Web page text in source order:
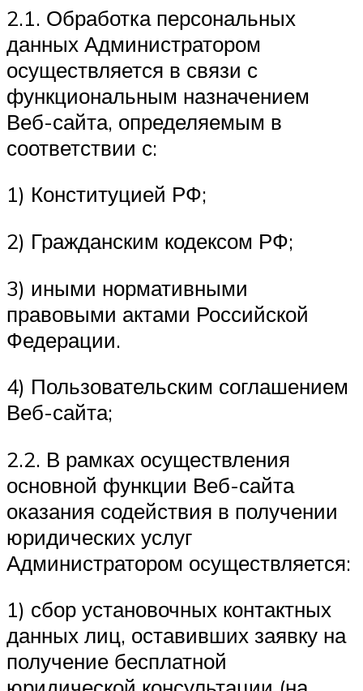
2.1. Обработка персональных
данных Администратором
осуществляется в связи с
функциональным назначением
Веб-сайта, определяемым в
соответствии с:
1) Конституцией РФ;
2) Гражданским кодексом РФ;
3) иными нормативными
правовыми актами Российской
Федерации.
4) Пользовательским соглашением
Веб-сайта;
2.2. В рамках осуществления
основной функции Веб-сайта
оказания содействия в получении
юридических услуг
Администратором осуществляется:
1) сбор установочных контактных
данных лиц, оставивших заявку на
получение бесплатной